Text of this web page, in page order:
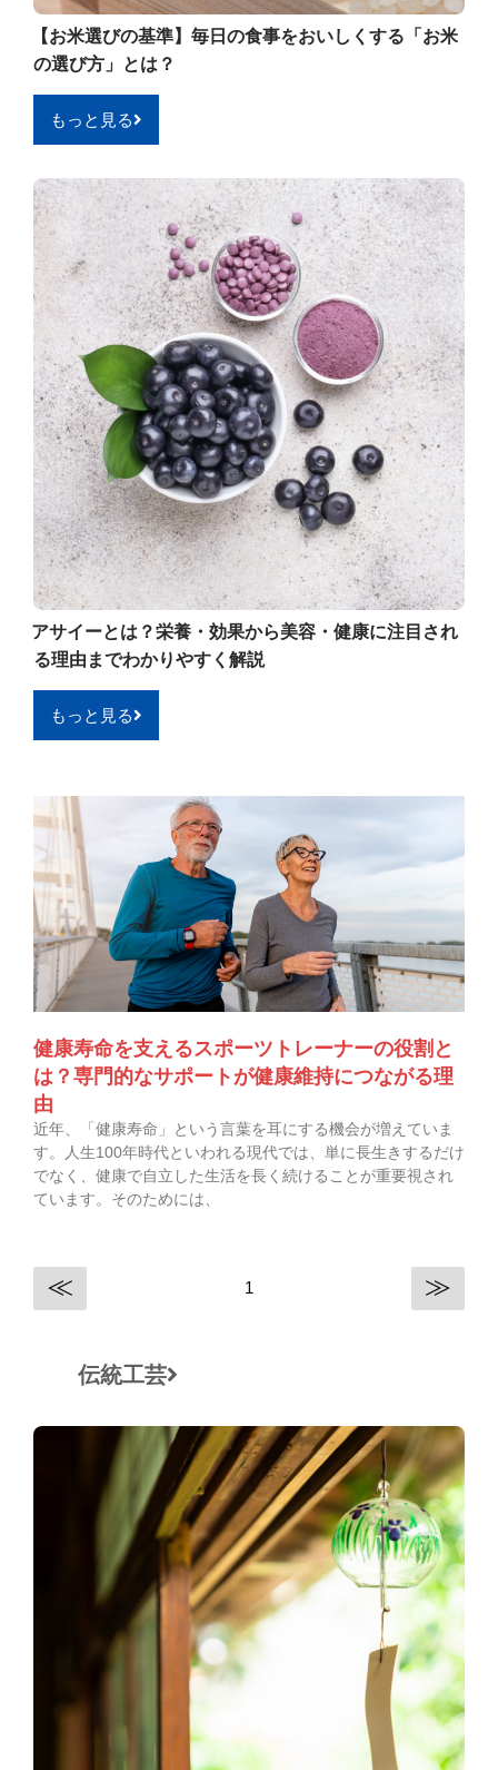
【お米選びの基準】毎日の食事をおいしくする「お米
の選び方」とは？
もっと見る
アサイーとは？栄養・効果から美容・健康に注目され
る理由までわかりやすく解説
もっと見る
健康寿命を支えるスポーツトレーナーの役割と
は？専門的なサポートが健康維持につながる理
由
近年、「健康寿命」という言葉を耳にする機会が増えていま
す。人生100年時代といわれる現代では、単に長生きするだけ
でなく、健康で自立した生活を長く続けることが重要視され
ています。そのためには、
≪ 1 ≫
伝統工芸